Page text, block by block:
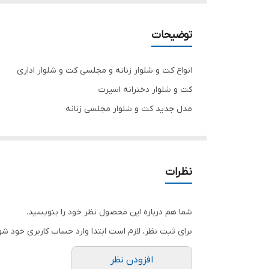
توضیحات
انواع کت و شلوار زنانه و مجلسی کت و شلوار اداری
کت و شلوار دخترانه اسپرت
مدل جدید کت و شلوار مجلسی زنانه
دارای استر و نیم تنه به رنگ سفید
تنخور شیک
نظرات
شما هم درباره این محصول نظر خود را بنویسید.
برای ثبت نظر، لازم است ابتدا وارد حساب کاربری خود
افزودن نظر